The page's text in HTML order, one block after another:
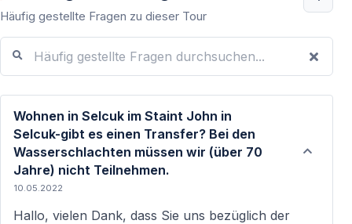
Häufig gestellte Fragen zu dieser Tour
Wohnen in Selcuk im Staint John in
Selcuk-gibt es einen Transfer? Bei den
Wasserschlachten müssen wir (über 70
Jahre) nicht Teilnehmen.
10.05.2022
Hallo, vielen Dank, dass Sie uns bezüglich der